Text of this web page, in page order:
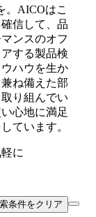
。AICOはこ
信して、品
ンスのオフ
する製品検
ハウを生か
ね備えた部
り組んでい
⼼地に満⾜
ています。
に
条件をクリア